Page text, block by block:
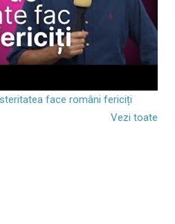
face români fericiți
Vezi toate